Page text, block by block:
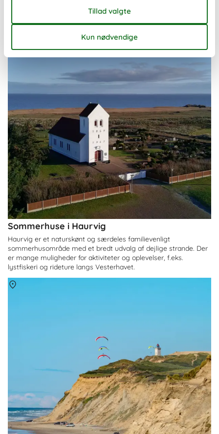
Sommerhuse i Haurvig
Haurvig er et naturskønt og særdeles familievenligt
sommerhusområde med et bredt udvalg af dejlige strande. Der
er mange muligheder for aktiviteter og oplevelser, f.eks.
lystfiskeri og rideture langs Vesterhavet.
OmHaurvig